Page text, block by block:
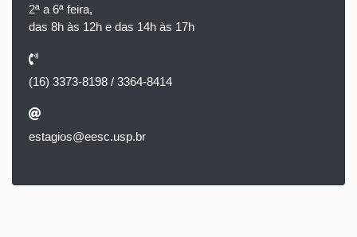
2ª a 6ª feira,
das 8h às 12h e das 14h às 17h
(16) 3373-8198 / 3364-8414
estagios@eesc.usp.br